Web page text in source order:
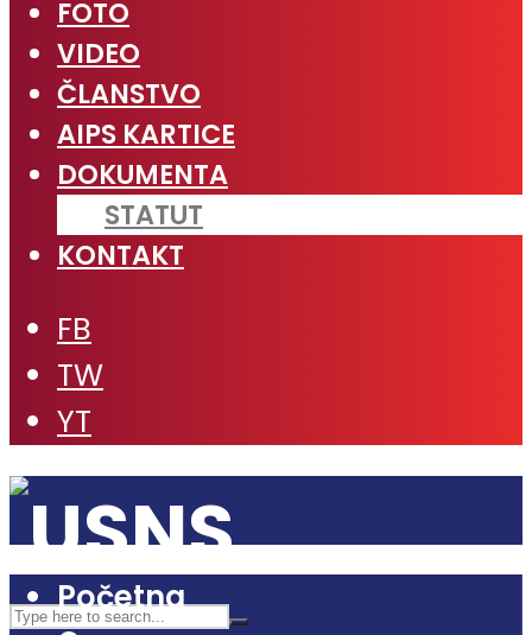
FOTO
VIDEO
ČLANSTVO
AIPS KARTICE
DOKUMENTA
STATUT
KONTAKT
FB
TW
YT
Početna